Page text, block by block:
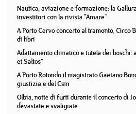
Nautica, aviazione e formazione: la
investitori con la rivista "Amare"
A Porto Cervo concerto al tramonto, Circo
di libri
Adattamento climatico e tutela dei boschi:
et Saltos”
A Porto Rotondo il magistrato Gaetano
giustizia e del Csm
Olbia, notte di furti durante il concerto di
devastate e svaligiate